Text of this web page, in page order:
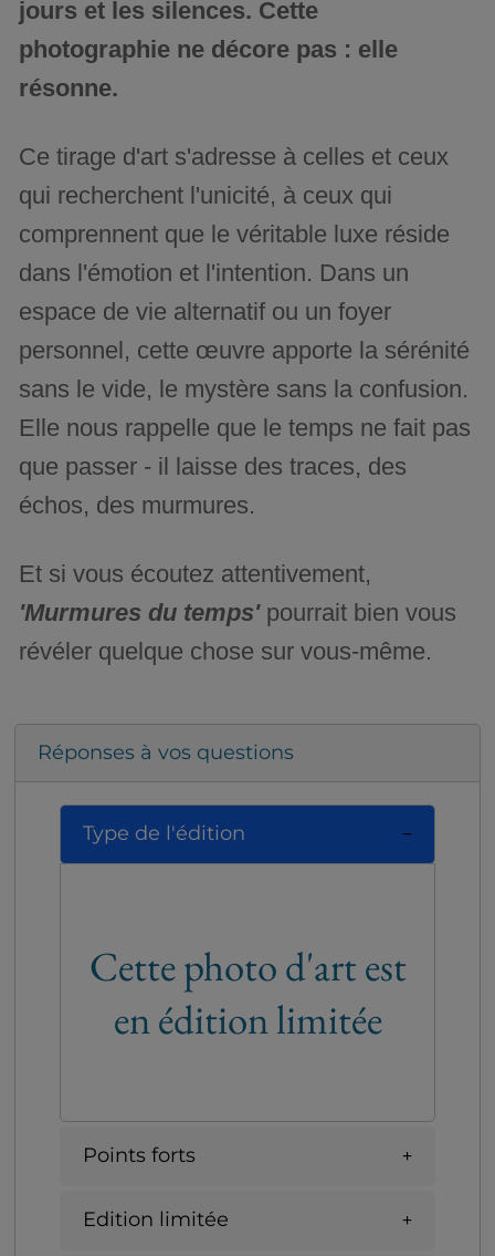
jours et les silences. Cette
photographie ne décore pas : elle
résonne.
Ce tirage d'art s'adresse à celles et ceux
qui recherchent l'unicité, à ceux qui
comprennent que le véritable luxe réside
dans l'émotion et l'intention. Dans un
espace de vie alternatif ou un foyer
personnel, cette œuvre apporte la sérénité
sans le vide, le mystère sans la confusion.
Elle nous rappelle que le temps ne fait pas
que passer - il laisse des traces, des
échos, des murmures.
Et si vous écoutez attentivement,
'Murmures du temps'pourrait bien vous
révéler quelque chose sur vous-même.
Réponses à vos questions
Type de l'édition
Cette photo d'art est
en édition limitée
Points forts
Edition limitée